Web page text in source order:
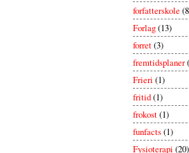
forfatterskole
Forlag(13)
forret(3)
fremtidsplaner
Frieri (1)
fritid(1)
frokost(1)
funfacts(1)
Fysioterapi (20)